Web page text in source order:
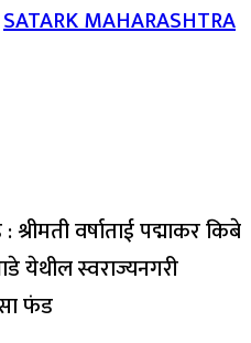
SATARK MAHARASHTRA
वर्षाताई पद्माकर किबे
येथील स्वराज्यनगरी
फंड